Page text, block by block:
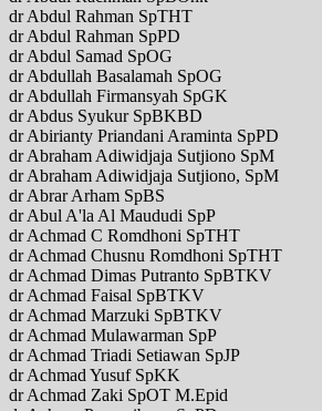
dr Abdul Rahman SpTHT
dr Abdul Rahman SpPD
dr Abdul Samad SpOG
dr Abdullah Basalamah SpOG
dr Abdullah Firmansyah SpGK
dr Abdus Syukur SpBKBD
dr Abirianty Priandani Araminta SpPD
dr Abraham Adiwidjaja Sutjiono SpM
dr Abraham Adiwidjaja Sutjiono, SpM
dr Abrar Arham SpBS
dr Abul A'la Al Maududi SpP
dr Achmad C Romdhoni SpTHT
dr Achmad Chusnu Romdhoni SpTHT
dr Achmad Dimas Putranto SpBTKV
dr Achmad Faisal SpBTKV
dr Achmad Marzuki SpBTKV
dr Achmad Mulawarman SpP
dr Achmad Triadi Setiawan SpJP
dr Achmad Yusuf SpKK
dr Achmad Zaki SpOT M.Epid